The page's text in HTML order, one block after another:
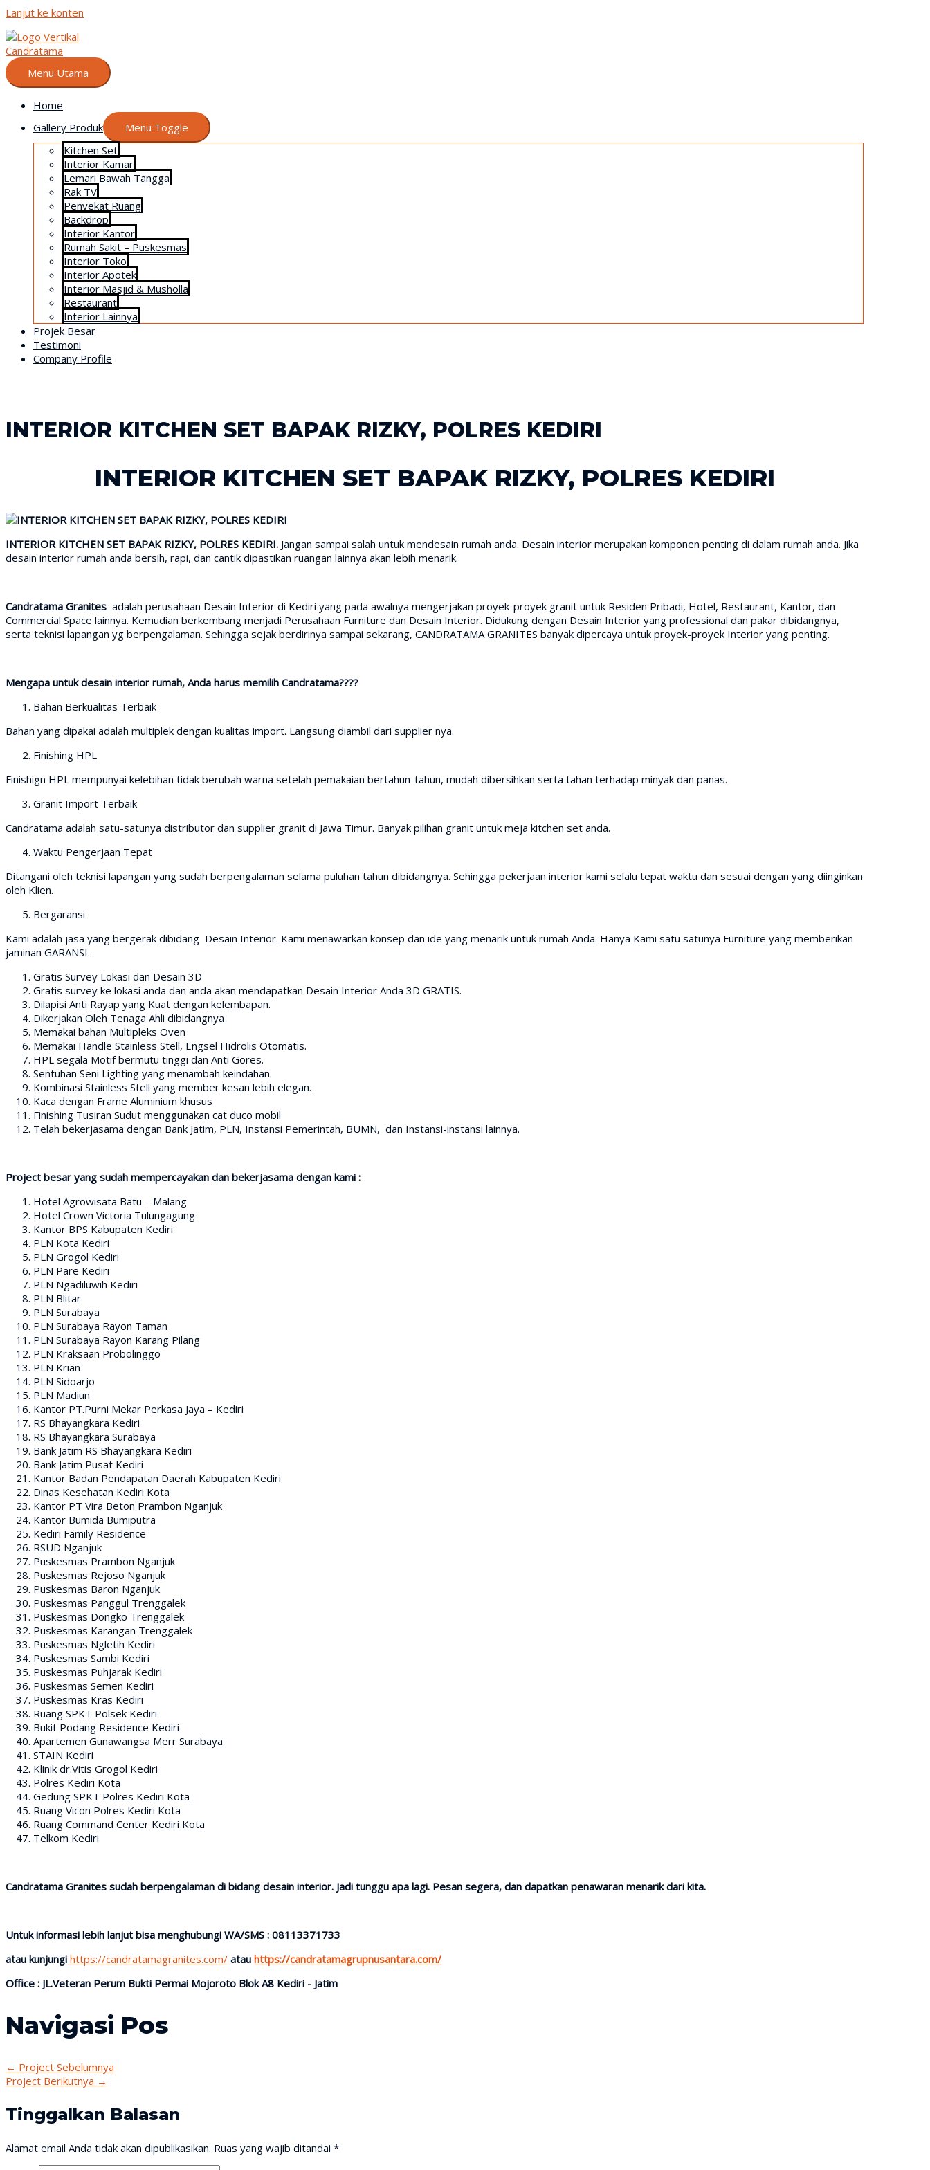
Lanjut ke konten
Menu Utama
Home
Gallery Produk
Menu Toggle
Kitchen Set
Interior Kamar
Lemari Bawah Tangga
Rak TV
Penyekat Ruang
Backdrop
Interior Kantor
Rumah Sakit – Puskesmas
Interior Toko
Interior Apotek
Interior Masjid & Musholla
Restaurant
Interior Lainnya
Projek Besar
Testimoni
Company Profile
INTERIOR KITCHEN SET BAPAK RIZKY, POLRES KEDIRI
INTERIOR KITCHEN SET BAPAK RIZKY, POLRES KEDIRI
INTERIOR KITCHEN SET BAPAK RIZKY, POLRES KEDIRI. Jangan sampai salah untuk mendesain rumah anda. Desain interior merupakan komponen penting di dalam rumah anda. Jika
desain interior rumah anda bersih, rapi, dan cantik dipastikan ruangan lainnya akan lebih menarik.
Candratama Granites adalah perusahaan Desain Interior di Kediri yang pada awalnya mengerjakan proyek-proyek granit untuk Residen Pribadi, Hotel, Restaurant, Kantor, dan
Commercial Space lainnya. Kemudian berkembang menjadi Perusahaan Furniture dan Desain Interior. Didukung dengan Desain Interior yang professional dan pakar dibidangnya,
serta teknisi lapangan yg berpengalaman. Sehingga sejak berdirinya sampai sekarang, CANDRATAMA GRANITES banyak dipercaya untuk proyek-proyek Interior yang penting.
Mengapa untuk desain interior rumah, Anda harus memilih Candratama????
Bahan Berkualitas Terbaik
Bahan yang dipakai adalah multiplek dengan kualitas import. Langsung diambil dari supplier nya.
Finishing HPL
Finishign HPL mempunyai kelebihan tidak berubah warna setelah pemakaian bertahun-tahun, mudah dibersihkan serta tahan terhadap minyak dan panas.
Granit Import Terbaik
Candratama adalah satu-satunya distributor dan supplier granit di Jawa Timur. Banyak pilihan granit untuk meja kitchen set anda.
Waktu Pengerjaan Tepat
Ditangani oleh teknisi lapangan yang sudah berpengalaman selama puluhan tahun dibidangnya. Sehingga pekerjaan interior kami selalu tepat waktu dan sesuai dengan yang diinginkan
oleh Klien.
Bergaransi
Kami adalah jasa yang bergerak dibidang Desain Interior. Kami menawarkan konsep dan ide yang menarik untuk rumah Anda. Hanya Kami satu satunya Furniture yang memberikan
jaminan GARANSI.
Gratis Survey Lokasi dan Desain 3D
Gratis survey ke lokasi anda dan anda akan mendapatkan Desain Interior Anda 3D GRATIS.
Dilapisi Anti Rayap yang Kuat dengan kelembapan.
Dikerjakan Oleh Tenaga Ahli dibidangnya
Memakai bahan Multipleks Oven
Memakai Handle Stainless Stell, Engsel Hidrolis Otomatis.
HPL segala Motif bermutu tinggi dan Anti Gores.
Sentuhan Seni Lighting yang menambah keindahan.
Kombinasi Stainless Stell yang member kesan lebih elegan.
Kaca dengan Frame Aluminium khusus
Finishing Tusiran Sudut menggunakan cat duco mobil
Telah bekerjasama dengan Bank Jatim, PLN, Instansi Pemerintah, BUMN, dan Instansi-instansi lainnya.
Project besar yang sudah mempercayakan dan bekerjasama dengan kami :
Hotel Agrowisata Batu – Malang
Hotel Crown Victoria Tulungagung
Kantor BPS Kabupaten Kediri
PLN Kota Kediri
PLN Grogol Kediri
PLN Pare Kediri
PLN Ngadiluwih Kediri
PLN Blitar
PLN Surabaya
PLN Surabaya Rayon Taman
PLN Surabaya Rayon Karang Pilang
PLN Kraksaan Probolinggo
PLN Krian
PLN Sidoarjo
PLN Madiun
Kantor PT.Purni Mekar Perkasa Jaya – Kediri
RS Bhayangkara Kediri
RS Bhayangkara Surabaya
Bank Jatim RS Bhayangkara Kediri
Bank Jatim Pusat Kediri
Kantor Badan Pendapatan Daerah Kabupaten Kediri
Dinas Kesehatan Kediri Kota
Kantor PT Vira Beton Prambon Nganjuk
Kantor Bumida Bumiputra
Kediri Family Residence
RSUD Nganjuk
Puskesmas Prambon Nganjuk
Puskesmas Rejoso Nganjuk
Puskesmas Baron Nganjuk
Puskesmas Panggul Trenggalek
Puskesmas Dongko Trenggalek
Puskesmas Karangan Trenggalek
Puskesmas Ngletih Kediri
Puskesmas Sambi Kediri
Puskesmas Puhjarak Kediri
Puskesmas Semen Kediri
Puskesmas Kras Kediri
Ruang SPKT Polsek Kediri
Bukit Podang Residence Kediri
Apartemen Gunawangsa Merr Surabaya
STAIN Kediri
Klinik dr.Vitis Grogol Kediri
Polres Kediri Kota
Gedung SPKT Polres Kediri Kota
Ruang Vicon Polres Kediri Kota
Ruang Command Center Kediri Kota
Telkom Kediri
Candratama Granites sudah berpengalaman di bidang desain interior. Jadi tunggu apa lagi. Pesan segera, dan dapatkan penawaran menarik dari kita.
Untuk informasi lebih lanjut bisa menghubungi WA/SMS : 08113371733
atau kunjungi https://candratamagranites.com/ atau https://candratamagrupnusantara.com/
Office : JL.Veteran Perum Bukti Permai Mojoroto Blok A8 Kediri - Jatim
Navigasi Pos
← Project Sebelumnya
Project Berikutnya →
Tinggalkan Balasan
Alamat email Anda tidak akan dipublikasikan. Ruas yang wajib ditandai *